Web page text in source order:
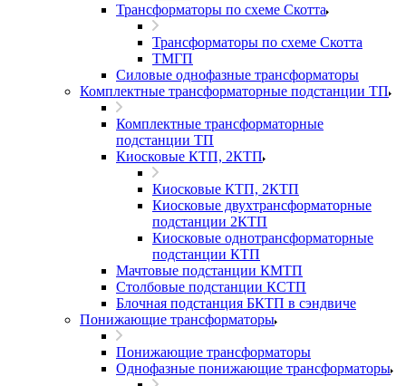
Трансформаторы по схеме Скотта
Трансформаторы по схеме Скотта
ТМГП
Силовые однофазные трансформаторы
Комплектные трансформаторные подстанции ТП
Комплектные трансформаторные
подстанции ТП
Киосковые КТП, 2КТП
Киосковые КТП, 2КТП
Киосковые двухтрансформаторные
подстанции 2КТП
Киосковые однотрансформаторные
подстанции КТП
Мачтовые подстанции КМТП
Столбовые подстанции КСТП
Блочная подстанция БКТП в сэндвиче
Понижающие трансформаторы
Понижающие трансформаторы
Однофазные понижающие трансформаторы